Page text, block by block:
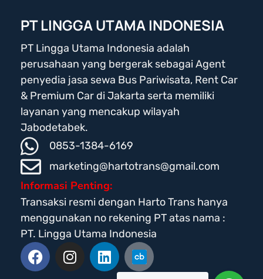
PT LINGGA UTAMA INDONESIA
PT Lingga Utama Indonesia adalah
perusahaan yang bergerak sebagai Agent
penyedia jasa sewa Bus Pariwisata, Rent Car
& Premium Car di Jakarta serta memiliki
layanan yang mencakup wilayah
Jabodetabek.
0853-1384-6169
marketing@hartotrans@gmail.com
Informasi Penting:
Transaksi resmi dengan Harto Trans hanya
menggunakan no rekening PT atas nama :
PT. Lingga Utama Indonesia